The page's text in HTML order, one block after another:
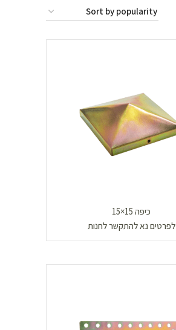
כיפה 15×15
לפרטים נא להתקשר לחנות